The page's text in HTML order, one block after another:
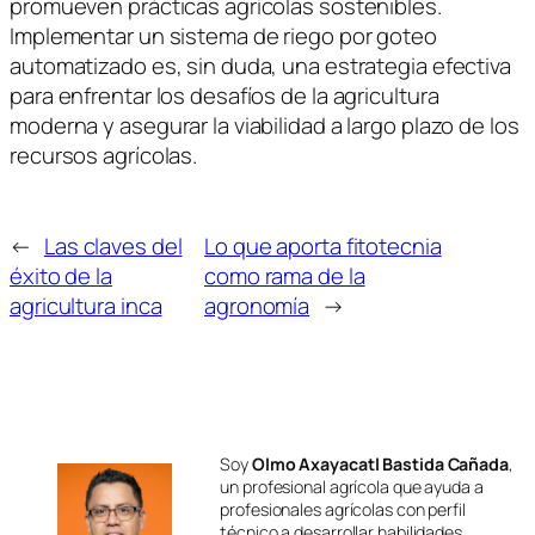
promueven prácticas agrícolas sostenibles.
Implementar un sistema de riego por goteo
automatizado es, sin duda, una estrategia efectiva
para enfrentar los desafíos de la agricultura
moderna y asegurar la viabilidad a largo plazo de los
recursos agrícolas.
← Las claves del
éxito de la
agricultura inca
Lo que aporta fitotecnia
como rama de la
agronomía →
SoyOlmo Axayacatl Bastida Cañada,
un profesional agrícola que ayuda a
profesionales agrícolas con perfil